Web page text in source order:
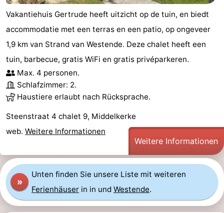
Städte
Sport
-
Schwimmbader
-
Radfahren
-
Wandern
-
Reiten
-
Surfen
Essen
und
trinken
Veranstaltungen
Praktisch
Vakantiehuis Gertrude heeft uitzicht op de tuin, en biedt
accommodatie met een terras en een patio, op ongeveer
1,9 km van Strand van Westende. Deze chalet heeft een
tuin, barbecue, gratis WiFi en gratis privéparkeren.
Max. 4 personen.
Schlafzimmer: 2.
Haustiere erlaubt nach Rücksprache.
Steenstraat 4 chalet 9, Middelkerke
web. Weitere Informationen
Weitere Informationen
»
Unten finden Sie unsere Liste mit weiteren
Ferienhäuser in in und Westende.